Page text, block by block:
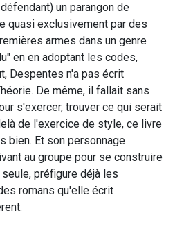
un parangon de
quasi exclusivement par des
armes dans un genre
en en adoptant les codes,
Despentes n'a pas écrit
De même, il fallait sans
s'exercer, trouver ce qui serait
de l'exercice de style, ce livre
bien. Et son personnage
au groupe pour se construire
préfigure déjà les
romans qu'elle écrit